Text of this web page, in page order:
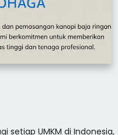
setiap UMKM di Indonesia,